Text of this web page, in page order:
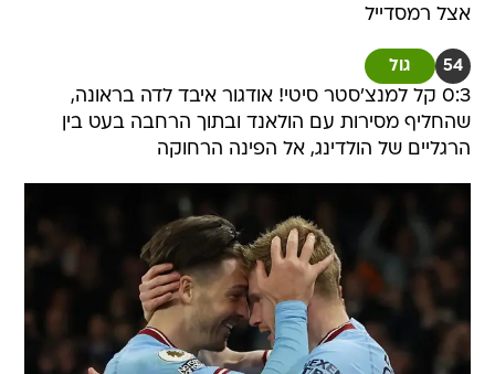
אצל רמסדייל
54 גול
0:3 קל למנצ'סטר סיטי! אודגור איבד לדה בראונה,
שהחליף מסירות עם הולאנד ובתוך הרחבה בעט בין
הרגליים של הולדינג, אל הפינה הרחוקה